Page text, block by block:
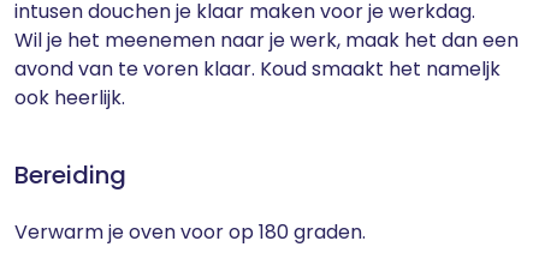
intusen douchen je klaar maken voor je werkdag.
Wil je het meenemen naar je werk, maak het dan een
avond van te voren klaar. Koud smaakt het nameljk
ook heerlijk.
Bereiding
Verwarm je oven voor op 180 graden.